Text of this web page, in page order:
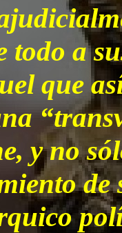
todo a
que
y no